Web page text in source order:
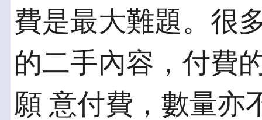
費是最大難題。很
的二手內容，付費
願 意付費，數量亦